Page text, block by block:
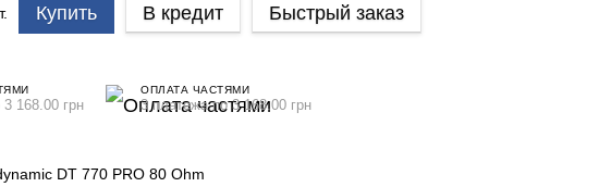
Купить В кредит Быстрый заказ
168.00 грн
ОПЛАТА ЧАСТЯМИ
3 платежа по 3 168.00 грн
DT 770 PRO 80 Ohm